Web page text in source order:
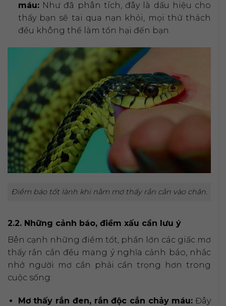
máu:Như đã phân tích, đây là dấu hiệu cho
thấy bạn sẽ tai qua nạn khỏi, mọi thử thách
đều không thể làm tổn hại đến bạn.
Điềm báo tốt lành khi nằm mơ thấy rắn cắn vào chân.
2.2. Những cảnh báo, điềm xấu cần lưu ý
Bên cạnh những điềm tốt, phần lớn các giấc mơ
thấy rắn cắn đều mang ý nghĩa cảnh báo, nhắc
nhở người mơ cần phải cẩn trọng hơn trong
cuộc sống:
Mơ thấy rắn đen, rắn độc cắn chảy máu: Đây